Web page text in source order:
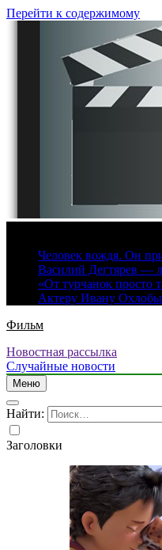
Перейти к содержимому
Человек вождя. Он
Василий Дегтярев —
«От турчанок просто
Актеру Ивану
Фильм
Новостная рассылка
Случайные новости
Меню
Найти:
Заголовки